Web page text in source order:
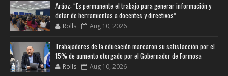
Aráoz: “Es permanente el trabajo para generar información y
dotar de herramientas a docentes y directivos”
Rolls Aug 10, 2026
Trabajadores de la educación marcaron su satisfacción por el
15% de aumento otorgado por el Gobernador de Formosa
Rolls Aug 10, 2026